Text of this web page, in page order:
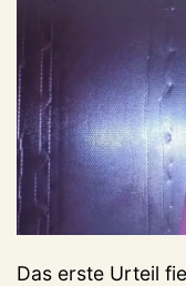
Das erste Urteil